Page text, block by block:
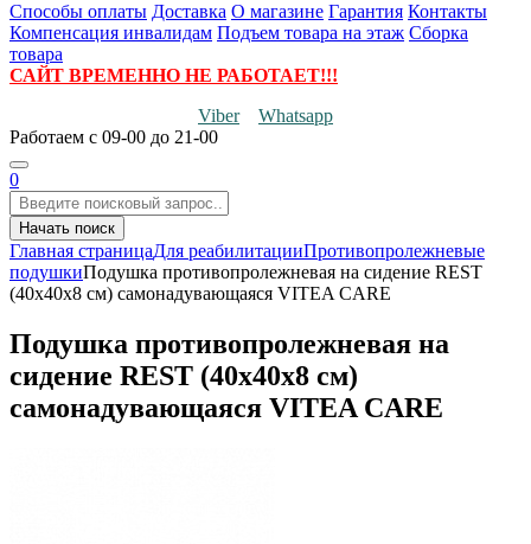
Способы оплаты Доставка О магазине Гарантия Контакты
Компенсация инвалидам Подъем товара на этаж Сборка
товара
САЙТ ВРЕМЕННО НЕ РАБОТАЕТ!!!
Viber
Whatsapp
Работаем с 09-00 до 21-00
0
Начать поиск
Главная страницаДля реабилитацииПротивопролежневые
подушкиПодушка противопролежневая на сидение REST
(40х40х8 см) самонадувающаяся VITEA CARE
Подушка противопролежневая на
сидение REST (40х40х8 см)
самонадувающаяся VITEA CARE